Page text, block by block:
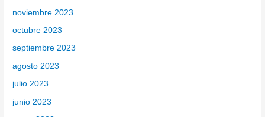
noviembre 2023
octubre 2023
septiembre 2023
agosto 2023
julio 2023
junio 2023